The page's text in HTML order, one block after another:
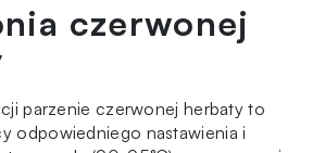
czerwonej
parzenie czerwonej herbaty to
odpowiedniego nastawienia i